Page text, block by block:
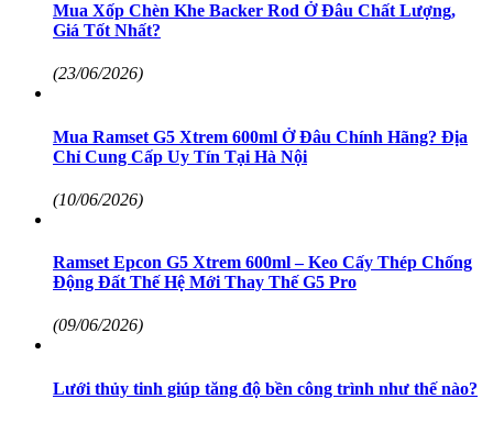
Mua Xốp Chèn Khe Backer Rod Ở Đâu Chất Lượng,
Giá Tốt Nhất?
(23/06/2026)
Mua Ramset G5 Xtrem 600ml Ở Đâu Chính Hãng? Địa
Chỉ Cung Cấp Uy Tín Tại Hà Nội
(10/06/2026)
Ramset Epcon G5 Xtrem 600ml – Keo Cấy Thép Chống
Động Đất Thế Hệ Mới Thay Thế G5 Pro
(09/06/2026)
Lưới thủy tinh giúp tăng độ bền công trình như thế nào?